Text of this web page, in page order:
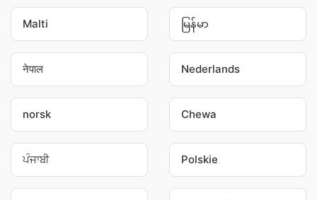
Malti မြန်မာ
नेपाल Nederlands
norsk Chewa
ਪੰਜਾਬੀ Polskie